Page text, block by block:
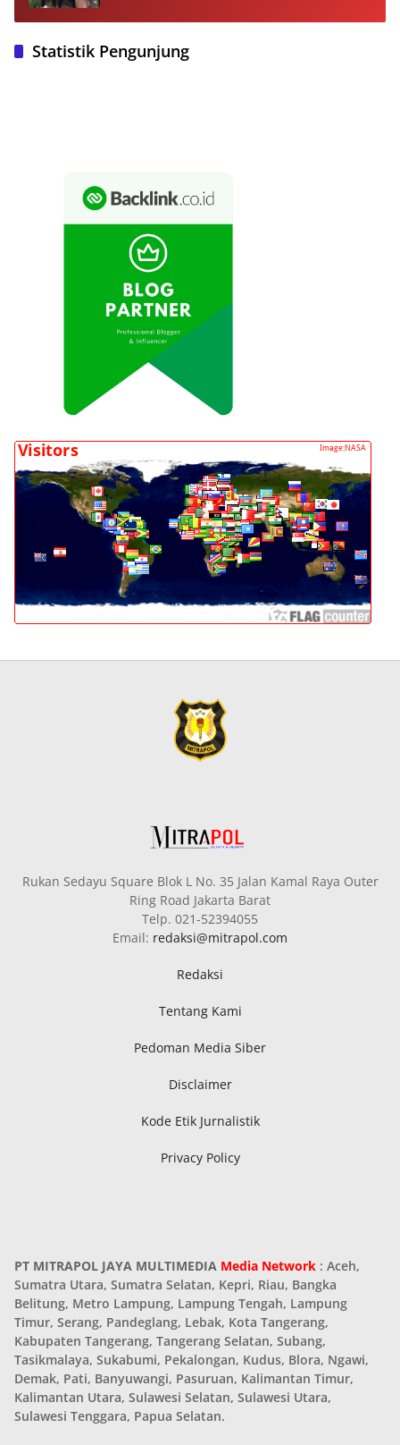
Statistik Pengunjung
Rukan Sedayu Square Blok L No. 35 Jalan Kamal Raya Outer
Ring Road Jakarta Barat
Telp. 021-52394055
Email: redaksi@mitrapol.com
Redaksi
Tentang Kami
Pedoman Media Siber
Disclaimer
Kode Etik Jurnalistik
Privacy Policy
PT MITRAPOL JAYA MULTIMEDIA Media Network : Aceh,
Sumatra Utara, Sumatra Selatan, Kepri, Riau, Bangka
Belitung, Metro Lampung, Lampung Tengah, Lampung
Timur, Serang, Pandeglang, Lebak, Kota Tangerang,
Kabupaten Tangerang, Tangerang Selatan, Subang,
Tasikmalaya, Sukabumi, Pekalongan, Kudus, Blora, Ngawi,
Demak, Pati, Banyuwangi, Pasuruan, Kalimantan Timur,
Kalimantan Utara, Sulawesi Selatan, Sulawesi Utara,
Sulawesi Tenggara, Papua Selatan.